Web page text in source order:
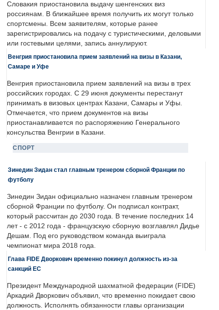
Словакия приостановила выдачу шенгенских виз
россиянам. В ближайшее время получить их могут только
спортсмены. Всем заявителям, которые ранее
зарегистрировались на подачу с туристическими, деловыми
или гостевыми целями, запись аннулируют.
Венгрия приостановила прием заявлений на визы в Казани,
Самаре и Уфе
Венгрия приостановила прием заявлений на визы в трех
российских городах. С 29 июня документы перестанут
принимать в визовых центрах Казани, Самары и Уфы.
Отмечается, что прием документов на визы
приостанавливается по распоряжению Генерального
консульства Венгрии в Казани.
СПОРТ
Зинедин Зидан стал главным тренером сборной Франции по
футболу
Зинедин Зидан официально назначен главным тренером
сборной Франции по футболу. Он подписал контракт,
который рассчитан до 2030 года. В течение последних 14
лет - с 2012 года - французскую сборную возглавлял Дидье
Дешам. Под его руководством команда выиграла
чемпионат мира 2018 года.
Глава FIDE Дворкович временно покинул должность из-за
санкций ЕС
Президент Международной шахматной федерации (FIDE)
Аркадий Дворкович объявил, что временно покидает свою
должность. Исполнять обязанности главы организации